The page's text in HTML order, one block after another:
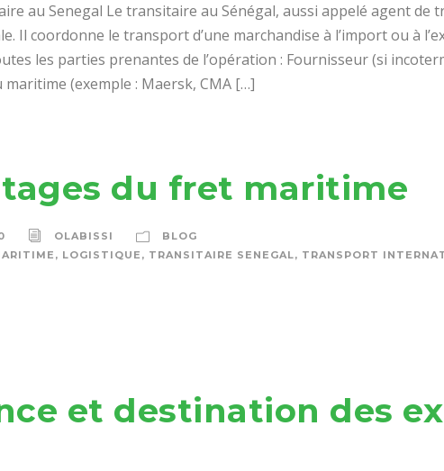
au Senegal Le transitaire au Sénégal, aussi appelé agent de
Il coordonne le transport d’une marchandise à l’import ou à
les parties prenantes de l’opération : Fournisseur (si
(exemple : Maersk, CMA […]
du fret maritime
OLABISSI
BLOG
, LOGISTIQUE , TRANSITAIRE SENEGAL, TRANSPORT
et destination des